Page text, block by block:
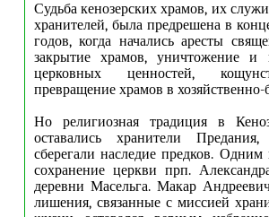
Судьба кенозерских храмов, их
хранителей, была предрешена в
годов, когда начались аресты
закрытие храмов, уничтожение и
церковных ценностей,
превращение храмов в
Но религиозная традиция в
оставались хранители
сберегали наследие предков.
сохранение церкви прп.
деревни Масельга. Макар
лишения, связанные с миссией